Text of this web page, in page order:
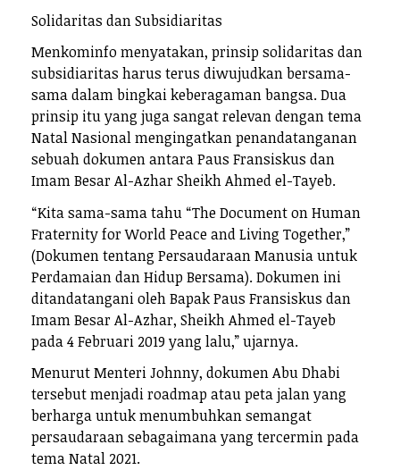
Solidaritas dan Subsidiaritas
Menkominfo menyatakan, prinsip solidaritas dan
subsidiaritas harus terus diwujudkan bersama-
sama dalam bingkai keberagaman bangsa. Dua
prinsip itu yang juga sangat relevan dengan tema
Natal Nasional mengingatkan penandatanganan
sebuah dokumen antara Paus Fransiskus dan
Imam Besar Al-Azhar Sheikh Ahmed el-Tayeb.
“Kita sama-sama tahu “The Document on Human
Fraternity for World Peace and Living Together,”
(Dokumen tentang Persaudaraan Manusia untuk
Perdamaian dan Hidup Bersama). Dokumen ini
ditandatangani oleh Bapak Paus Fransiskus dan
Imam Besar Al-Azhar, Sheikh Ahmed el-Tayeb
pada 4 Februari 2019 yang lalu,” ujarnya.
Menurut Menteri Johnny, dokumen Abu Dhabi
tersebut menjadi roadmap atau peta jalan yang
berharga untuk menumbuhkan semangat
persaudaraan sebagaimana yang tercermin pada
tema Natal 2021.